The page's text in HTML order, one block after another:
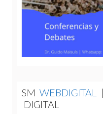
SM WEBDIGITAL |
DIGITAL